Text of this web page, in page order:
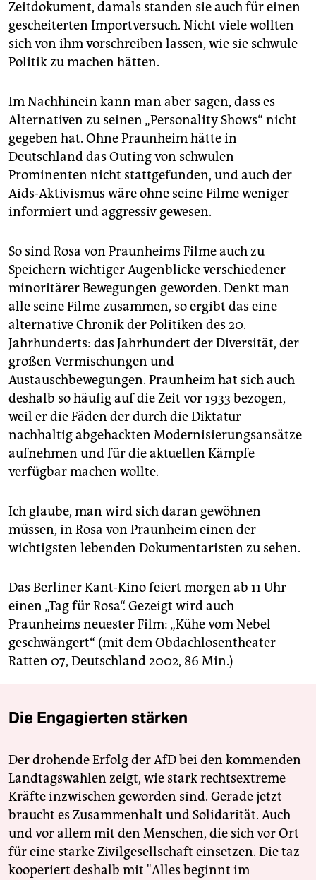
Zeitdokument, damals standen sie auch für einen
gescheiterten Importversuch. Nicht viele wollten
sich von ihm vorschreiben lassen, wie sie schwule
Politik zu machen hätten.
Im Nachhinein kann man aber sagen, dass es
Alternativen zu seinen „Personality Shows“ nicht
gegeben hat. Ohne Praunheim hätte in
Deutschland das Outing von schwulen
Prominenten nicht stattgefunden, und auch der
Aids-Aktivismus wäre ohne seine Filme weniger
informiert und aggressiv gewesen.
So sind Rosa von Praunheims Filme auch zu
Speichern wichtiger Augenblicke verschiedener
minoritärer Bewegungen geworden. Denkt man
alle seine Filme zusammen, so ergibt das eine
alternative Chronik der Politiken des 20.
Jahrhunderts: das Jahrhundert der Diversität, der
großen Vermischungen und
Austauschbewegungen. Praunheim hat sich auch
deshalb so häufig auf die Zeit vor 1933 bezogen,
weil er die Fäden der durch die Diktatur
nachhaltig abgehackten Modernisierungsansätze
aufnehmen und für die aktuellen Kämpfe
verfügbar machen wollte.
Ich glaube, man wird sich daran gewöhnen
müssen, in Rosa von Praunheim einen der
wichtigsten lebenden Dokumentaristen zu sehen.
Das Berliner Kant-Kino feiert morgen ab 11 Uhr
einen „Tag für Rosa“. Gezeigt wird auch
Praunheims neuester Film: „Kühe vom Nebel
geschwängert“ (mit dem Obdachlosentheater
Ratten 07, Deutschland 2002, 86 Min.)
Die Engagierten stärken
Der drohende Erfolg der AfD bei den kommenden
Landtagswahlen zeigt, wie stark rechtsextreme
Kräfte inzwischen geworden sind. Gerade jetzt
braucht es Zusammenhalt und Solidarität. Auch
und vor allem mit den Menschen, die sich vor Ort
für eine starke Zivilgesellschaft einsetzen. Die taz
kooperiert deshalb mit "Alles beginnt im